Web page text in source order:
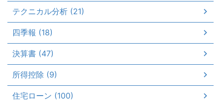
テクニカル分析 (21)
四季報 (18)
決算書 (47)
所得控除 (9)
住宅ローン (100)